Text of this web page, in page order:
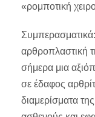
«ρομποτική
αρθροπλαστική
σήμερα μια
σε έδαφος
διαμερίσματα